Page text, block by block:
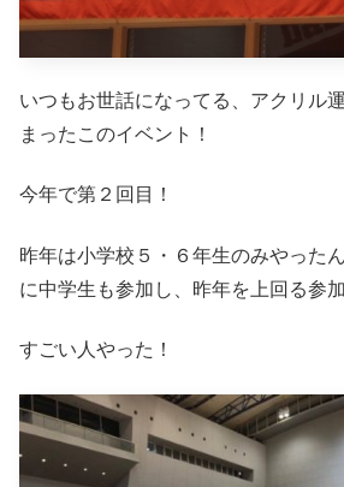
いつもお世話になってる、アクリル
まったこのイベント！
今年で第２回目！
昨年は小学校５・６年生のみやった
に中学生も参加し、昨年を上回る参加
すごい人やった！